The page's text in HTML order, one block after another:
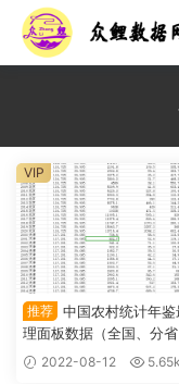
推荐 中国农村统计年
理面板数据（全国、分省
2000-2020年
2022-08-12 5.65k
VIP